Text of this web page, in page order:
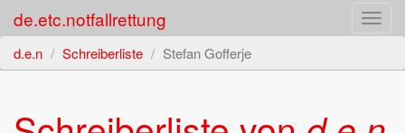
de.etc.notfallrettung
d.e.n Schreiberliste Stefan Gofferje